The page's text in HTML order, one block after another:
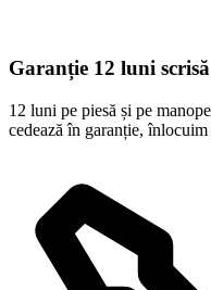
Garanție 12 luni scrisă
12 luni pe piesă și pe
cedează în garanție,